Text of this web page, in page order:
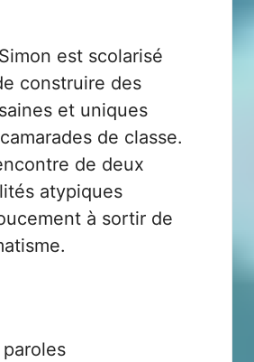
est scolarisé
construire des
et uniques
de classe.
de deux
atypiques
à sortir de